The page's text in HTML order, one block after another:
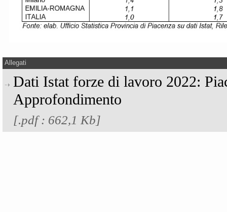
Allegati
Dati Istat forze di lavoro 2022:
Approfondimento
[.pdf : 662,1 Kb]